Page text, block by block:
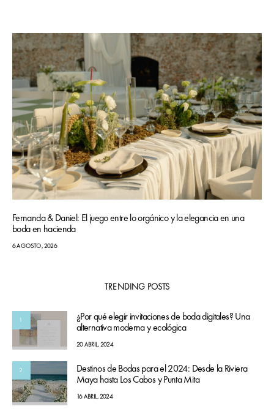
Fernanda & Daniel: El juego entre lo orgánico y la elegancia en una
boda en hacienda
6 AGOSTO, 2026
TRENDING POSTS
1
¿Por qué elegir invitaciones de boda digitales? Una
alternativa moderna y ecológica
20 ABRIL, 2024
2
Destinos de Bodas para el 2024: Desde la Riviera
Maya hasta Los Cabos y Punta Mita
16 ABRIL, 2024